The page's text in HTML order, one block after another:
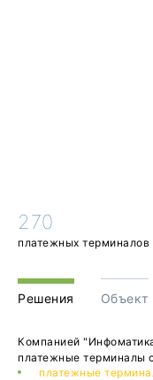
270
платежных терминалов
Решения Объект
Компанией
платежные терминалы
платежные